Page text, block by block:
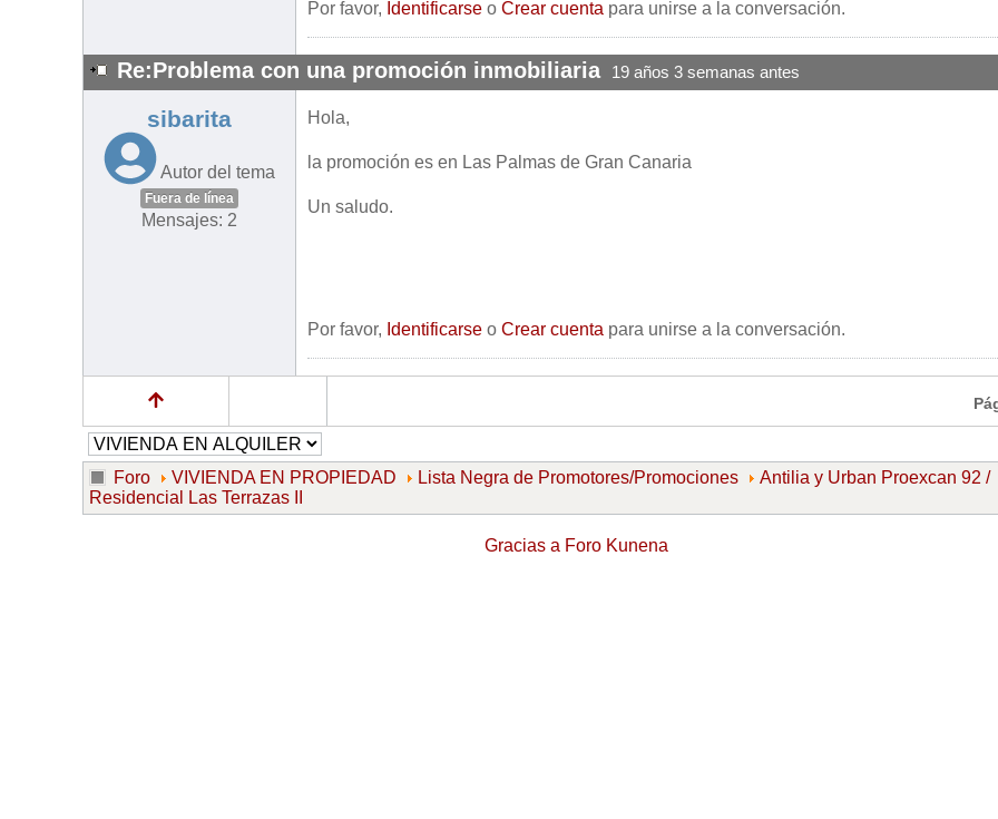
Por favor, Identificarse o Crear cuenta para unirse a la conversación.
Re:Problema con una promoción inmobiliaria 19 años 3 semanas antes
sibarita
Autor del tema
Fuera de línea
Mensajes: 2
Hola,
la promoción es en Las Palmas de Gran Canaria
Un saludo.
Por favor, Identificarse o Crear cuenta para unirse a la conversación.
Foro VIVIENDA EN PROPIEDAD Lista Negra de Promotores/Promociones
Antilia y Urban Proexcan 92 /
Residencial Las Terrazas II
Gracias a Foro Kunena